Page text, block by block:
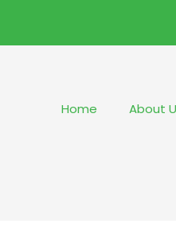
Home About